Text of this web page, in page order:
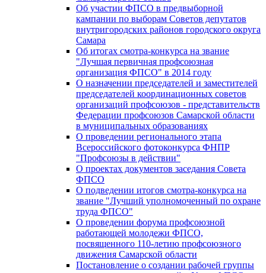
Об участии ФПСО в предвыборной
кампании по выборам Советов депутатов
внутригородских районов городского округа
Самара
Об итогах смотра-конкурса на звание
"Лучшая первичная профсоюзная
организация ФПСО" в 2014 году
О назначении председателей и заместителей
председателей координационных советов
организаций профсоюзов - представительств
Федерации профсоюзов Самарской области
в муниципальных образованиях
О проведении регионального этапа
Всероссийского фотоконкурса ФНПР
"Профсоюзы в действии"
О проектах документов заседания Совета
ФПСО
О подведении итогов смотра-конкурса на
звание "Лучший уполномоченный по охране
труда ФПСО"
О проведении форума профсоюзной
работающей молодежи ФПСО,
посвященного 110-летию профсоюзного
движения Самарской области
Постановление о создании рабочей группы